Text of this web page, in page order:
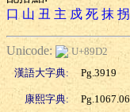
口 山 丑 主 戍 死 抹 拐
Unicode:
U+89D2
漢語大字典:
Pg.3919
康熙字典: